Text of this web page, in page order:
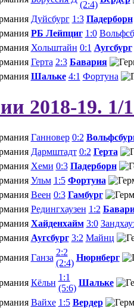
(2:4)
Дуйсбург 1:3 Падерборн
РБ Лейпциг 1:0
Хольштайн 0:1 Аугсбург
Герта 2:3 Бавария
Шальке 4:1 Фортуна
2018-19. 1/
Ганновер 0:2
Дармштадт 0:2 Герта
Хеми 0:3 Падерборн
Ульм 1:5 Фортуна
Веен 0:3 Гамбург
Редингхаузен 1:2
Хайденхайм 3:0
Аугсбург 3:2 Майнц
Ганза
2:2
(2:4)
Нюрнберг
Кёльн
1:1
(5:6)
Шальке
Вайхе 1:5 Вердер